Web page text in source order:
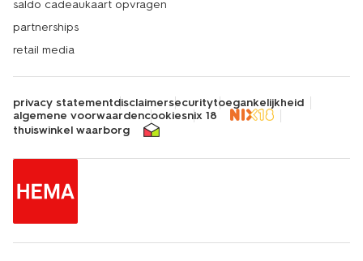
saldo cadeaukaart opvragen
partnerships
retail media
privacy statementdisclaimersecuritytoegankelijkheid
algemene voorwaardencookiesnix 18
thuiswinkel waarborg